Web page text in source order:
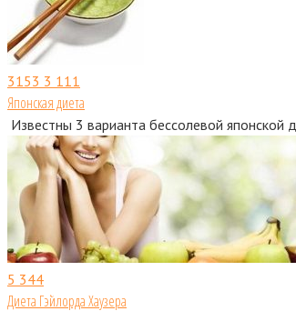
3153 3 111
Японская диета
Известны 3 варианта бессолевой
5 344
Диета Гэйлорда Хаузера